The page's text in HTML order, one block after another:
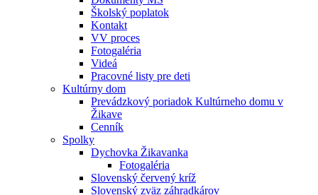
Školský poplatok
Kontakt
VV proces
Fotogaléria
Videá
Pracovné listy pre deti
Kultúrny dom
Prevádzkový poriadok Kultúrneho domu v
Žikave
Cenník
Spolky
Dychovka Žikavanka
Fotogaléria
Slovenský červený kríž
Slovenský zväz záhradkárov